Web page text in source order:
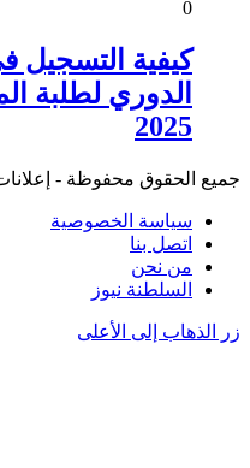
0
كيفية التسجيل
الدوري لطلبة
2025
جميع الحقوق محفوظة -
سياسة الخصوصية
اتصل بنا
من نحن
السلطنة نيوز
زر الذهاب إلى الأعلى